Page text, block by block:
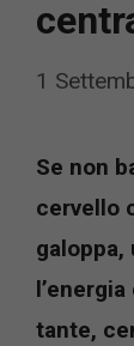
1
Se non
cervello
galoppa,
tante,